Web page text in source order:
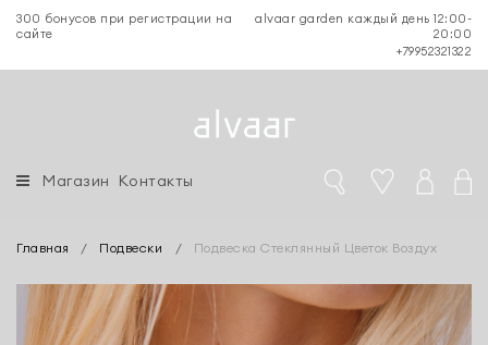
300 бонусов при регистрации на
сайте
alvaar garden каждый день 12:00-
20:00
+79952321322
Магазин Контакты
Главная / Подвески / Подвеска Стеклянный Цветок Воздух